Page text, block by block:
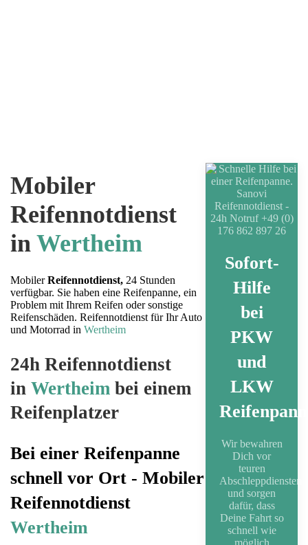
Mobiler
Reifennotdienst
in Wertheim
MobilerReifennotdienst, 24 Stunden
verfügbar. Sie haben eine Reifenpanne, ein
Problem mit Ihrem Reifen oder sonstige
Reifenschäden. Reifennotdienst für Ihr Auto
und Motorrad in Wertheim
24h Reifennotdienst
in Wertheim bei einem
Reifenplatzer
Bei einer Reifenpanne
schnell vor Ort - Mobiler
Reifennotdienst
Wertheim
Sofort-
Hilfe
bei
PKW
und
LKW
Wir bewahren
Dich vor
teuren
Abschleppdiensten
und sorgen
dafür, dass
Deine Fahrt so
schnell wie
möglich